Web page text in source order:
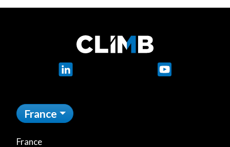
France
France